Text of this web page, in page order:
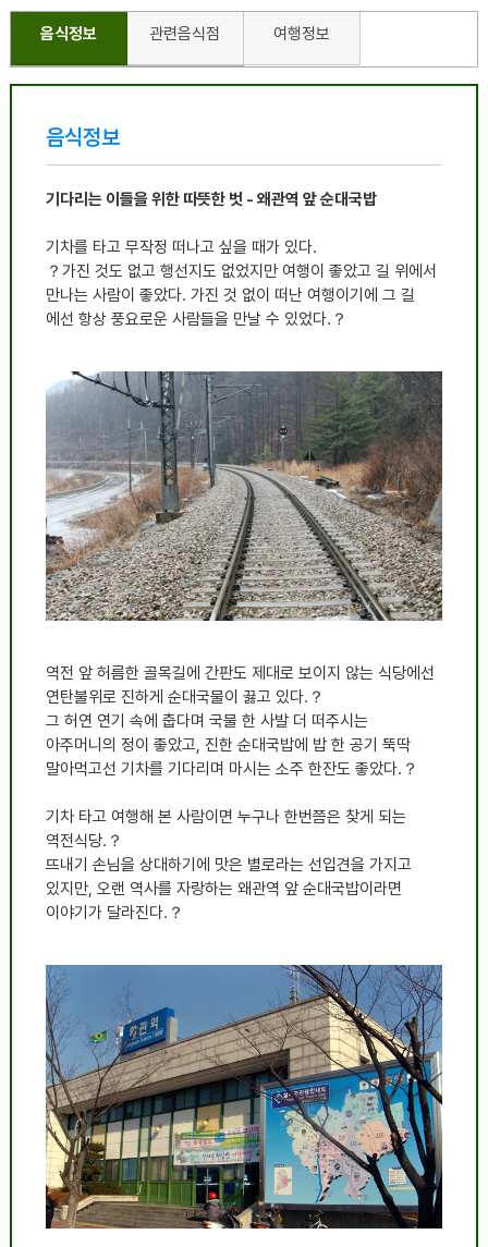
음식정보 관련음식점 여행정보
음식정보
기다리는 이들을 위한 따뜻한 벗 - 왜관역 앞 순대국밥
기차를 타고 무작정 떠나고 싶을 때가 있다.
？가진 것도 없고 행선지도 없었지만 여행이 좋았고 길 위에서
만나는 사람이 좋았다. 가진 것 없이 떠난 여행이기에 그 길
에선 항상 풍요로운 사람들을 만날 수 있었다.？
역전 앞 허름한 골목길에 간판도 제대로 보이지 않는 식당에선
연탄불위로 진하게 순대국물이 끓고 있다.？
그 허연 연기 속에 춥다며 국물 한 사발 더 떠주시는
아주머니의 정이 좋았고, 진한 순대국밥에 밥 한 공기 뚝딱
말아먹고선 기차를 기다리며 마시는 소주 한잔도 좋았다.？
기차 타고 여행해 본 사람이면 누구나 한번쯤은 찾게 되는
역전식당.？
뜨내기 손님을 상대하기에 맛은 별로라는 선입견을 가지고
있지만, 오랜 역사를 자랑하는 왜관역 앞 순대국밥이라면
이야기가 달라진다.？